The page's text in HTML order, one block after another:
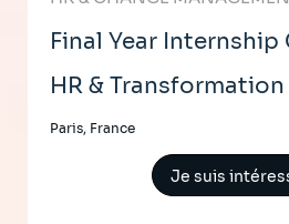
Final Year
HR & Transformation
Paris, France
Je suis